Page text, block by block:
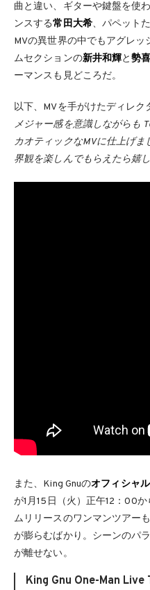
曲と違い、ギターや鍵盤を使
ンスする常田大希、パペット
MVの異世界の中でもアグレ
ムセクションの新井和輝と勢
ーマンスも見どころだ。
以下、MVを手がけたディレク
メジャー感を意識しながらも
カオティックなMVに仕上げ
界観を楽しんでもらえたら嬉し
また、King Gnuのオフィシャ
が1月15日（火）正午12：00
ムリリースのワンマンツアー
が膨らむばかり。シーンのパ
が離せない。
King Gnu One-Man